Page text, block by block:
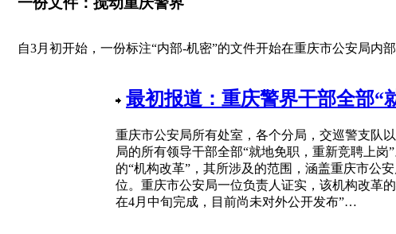
自3月初开始，一份标注“内部-机密”的文件开始在重庆市公安局内
最初报道：重庆警界干部全部“
重庆市公安局所有处室，各个分局，交巡警支队
局的所有领导干部全部“就地免职，重新竞聘上
的“机构改革”，其所涉及的范围，涵盖重庆市公
位。重庆市公安局一位负责人证实，该机构改革
在4月中旬完成，目前尚未对外公开发布”…